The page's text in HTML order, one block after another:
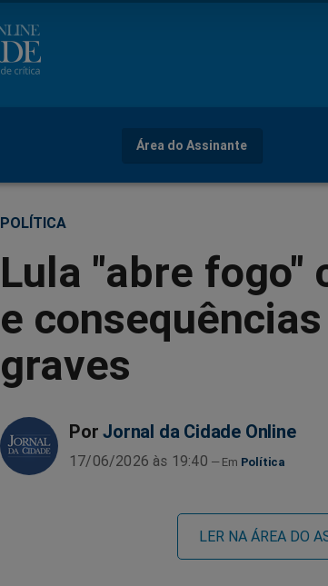
Área do Assinante
POLÍTICA
Lula "abre fogo"
e
graves
Por Jornal da Cidade Online
17/06/2026 às 19:40 Política
LER NA ÁREA DO